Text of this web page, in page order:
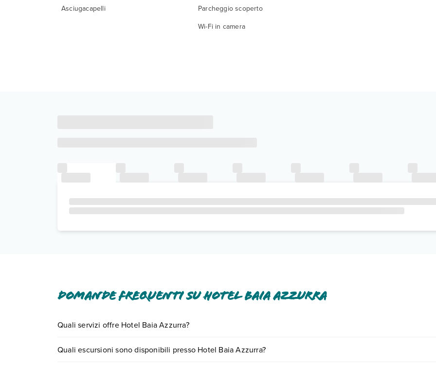
Asciugacapelli
Parcheggio scoperto
Wi-Fi in camera
Domande frequenti su Hotel Baia Azzurra
Quali servizi offre Hotel Baia Azzurra?
Scopri tutti i dettagli nel paragrafo dedicato "Info e descrizione".
Quali escursioni sono disponibili presso Hotel Baia Azzurra?